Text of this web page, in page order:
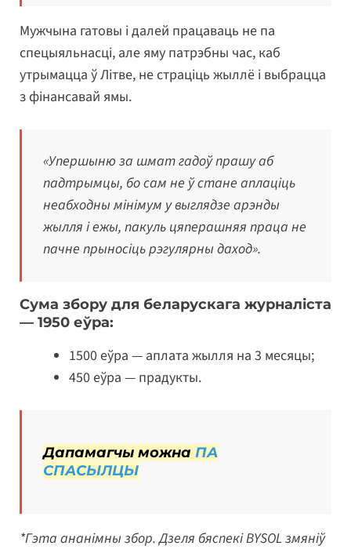
Мужчына гатовы і далей працаваць не па
спецыяльнасці, але яму патрэбны час, каб
утрымацца ў Літве, не страціць жыллё і выбрацца
з фінансавай ямы.
«Упершыню за шмат гадоў прашу аб
падтрымцы, бо сам не ў стане аплаціць
неабходны мінімум у выглядзе арэнды
жылля і ежы, пакуль цяперашняя праца не
пачне прыносіць рэгулярны даход».
Сума збору для беларускага журналіста
— 1950 еўра:
1500 еўра — аплата жылля на 3 месяцы;
450 еўра — прадукты.
Дапамагчы можна ПА
СПАСЫЛЦЫ
*Гэта ананімны збор. Дзеля бяспекі BYSOL змяніў